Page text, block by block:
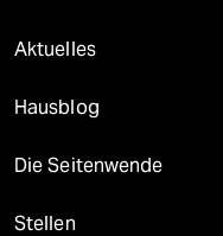
Aktuelles
Hausblog
Die Seitenwende
Stellen